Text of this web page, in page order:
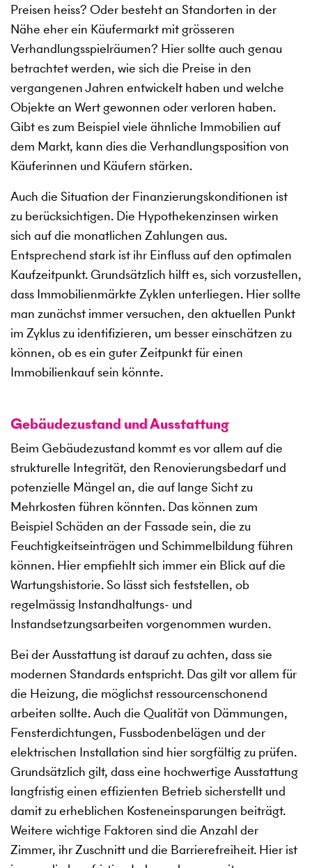
Preisen heiss? Oder besteht an Standorten in der
Nähe eher ein Käufermarkt mit grösseren
Verhandlungsspielräumen? Hier sollte auch genau
betrachtet werden, wie sich die Preise in den
vergangenen Jahren entwickelt haben und welche
Objekte an Wert gewonnen oder verloren haben.
Gibt es zum Beispiel viele ähnliche Immobilien auf
dem Markt, kann dies die Verhandlungsposition von
Käuferinnen und Käufern stärken.
Auch die Situation der Finanzierungskonditionen ist
zu berücksichtigen. Die Hypothekenzinsen wirken
sich auf die monatlichen Zahlungen aus.
Entsprechend stark ist ihr Einfluss auf den optimalen
Kaufzeitpunkt. Grundsätzlich hilft es, sich vorzustellen,
dass Immobilienmärkte Zyklen unterliegen. Hier sollte
man zunächst immer versuchen, den aktuellen Punkt
im Zyklus zu identifizieren, um besser einschätzen zu
können, ob es ein guter Zeitpunkt für einen
Immobilienkauf sein könnte.
Gebäudezustand und Ausstattung
Beim Gebäudezustand kommt es vor allem auf die
strukturelle Integrität, den Renovierungsbedarf und
potenzielle Mängel an, die auf lange Sicht zu
Mehrkosten führen könnten. Das können zum
Beispiel Schäden an der Fassade sein, die zu
Feuchtigkeitseinträgen und Schimmelbildung führen
können. Hier empfiehlt sich immer ein Blick auf die
Wartungshistorie. So lässt sich feststellen, ob
regelmässig Instandhaltungs- und
Instandsetzungsarbeiten vorgenommen wurden.
Bei der Ausstattung ist darauf zu achten, dass sie
modernen Standards entspricht. Das gilt vor allem für
die Heizung, die möglichst ressourcenschonend
arbeiten sollte. Auch die Qualität von Dämmungen,
Fensterdichtungen, Fussbodenbelägen und der
elektrischen Installation sind hier sorgfältig zu prüfen.
Grundsätzlich gilt, dass eine hochwertige Ausstattung
langfristig einen effizienten Betrieb sicherstellt und
damit zu erheblichen Kosteneinsparungen beiträgt.
Weitere wichtige Faktoren sind die Anzahl der
Zimmer, ihr Zuschnitt und die Barrierefreiheit. Hier ist